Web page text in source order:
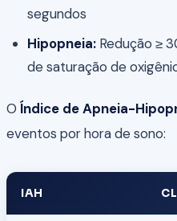
segundos
Hipopneia:Redução ≥
de saturação de
O Índice de Apneia-
eventos por hora de sono:
IAH